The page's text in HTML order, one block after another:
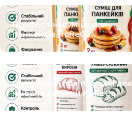
Професійні суміші для
панкейків HoReCa
Професійні поліпшувачі для
хліба та випічки HoReCa